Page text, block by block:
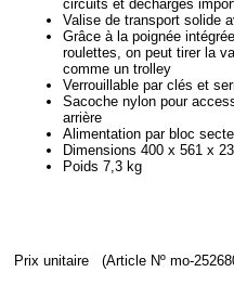
circuits et décharges
Valise de transport solide
Grâce à la poignée
roulettes, on peut tirer la
comme un trolley
Verrouillable par clés et
Sacoche nylon pour
arrière
Alimentation par bloc
Dimensions 400 x 561 x
Poids 7,3 kg
Prix unitaire (Article Nº mo-